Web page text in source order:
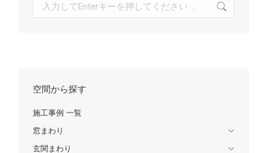
空間から探す
施工事例 一覧
窓まわり
玄関まわり